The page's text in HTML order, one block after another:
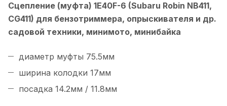
Сцепление (муфта) 1E40F-6 (Subaru Robin NB411,
CG411) для бензотриммера, опрыскивателя и др.
садовой техники, минимото, минибайка
диаметр муфты 75.5мм
ширина колодки 17мм
посадка 14.2мм / 11.8мм